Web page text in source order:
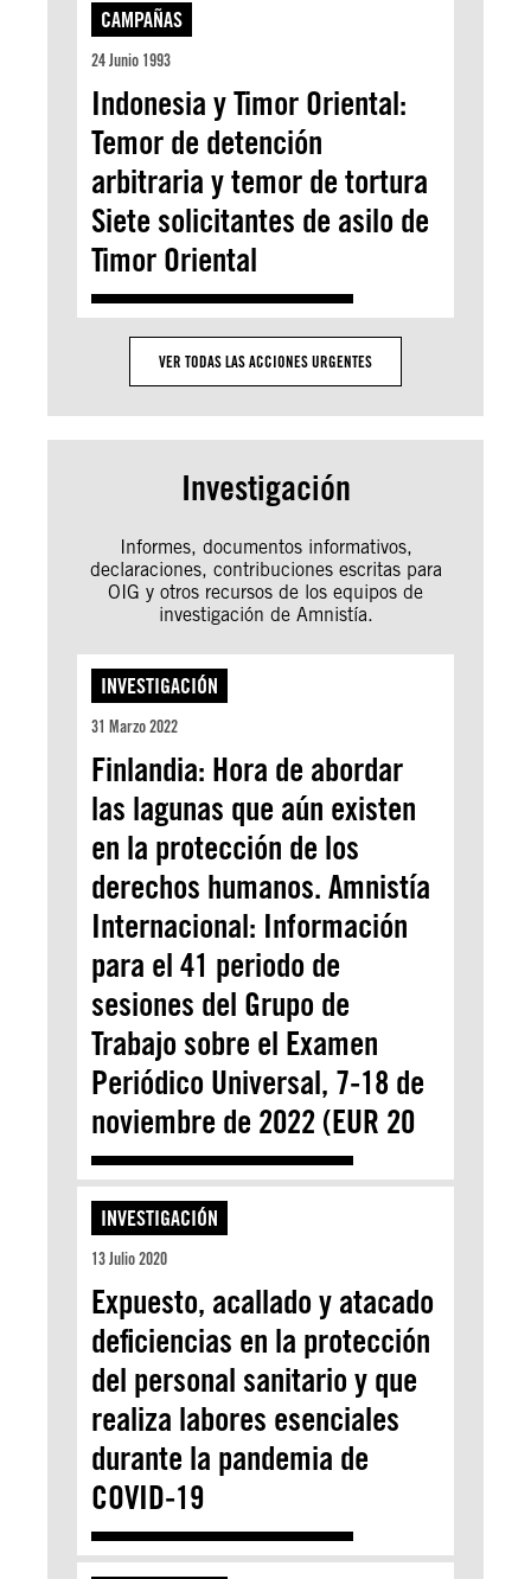
CAMPAÑAS
24 Junio 1993
Indonesia y Timor Oriental:
Temor de detención
arbitraria y temor de tortura
Siete solicitantes de asilo de
Timor Oriental
VER TODAS LAS ACCIONES URGENTES
Investigación
Informes, documentos informativos,
declaraciones, contribuciones escritas para
OIG y otros recursos de los equipos de
investigación de Amnistía.
INVESTIGACIÓN
31 Marzo 2022
Finlandia: Hora de abordar
las lagunas que aún existen
en la protección de los
derechos humanos. Amnistía
Internacional: Información
para el 41 periodo de
sesiones del Grupo de
Trabajo sobre el Examen
Periódico Universal, 7-18 de
noviembre de 2022 (EUR 20
INVESTIGACIÓN
13 Julio 2020
Expuesto, acallado y atacado
deficiencias en la protección
del personal sanitario y que
realiza labores esenciales
durante la pandemia de
COVID-19